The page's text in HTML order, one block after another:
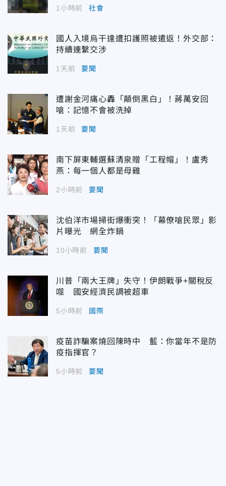
1小時前 社會
國人入境烏干達遭扣護照被遣返！外交部：
持續連繫交涉
1天前 要聞
遭謝金河痛心轟「顛倒黑白」！蔣萬安回
嗆：記憶不會被洗掉
1天前 要聞
南下屏東輔選蘇清泉贈「工程帽」！盧秀
燕：每一個人都是母雞
2小時前 要聞
沈伯洋市場掃街爆衝突！「幕僚嗆民眾」影
片曝光 網全炸鍋
10小時前 要聞
川普「兩大王牌」失守！伊朗戰爭+關稅反
噬 國安經濟民調被超車
5小時前 國際
疫苗詐騙案燒回陳時中 藍：你當年不是防
疫指揮官？
5小時前 要聞